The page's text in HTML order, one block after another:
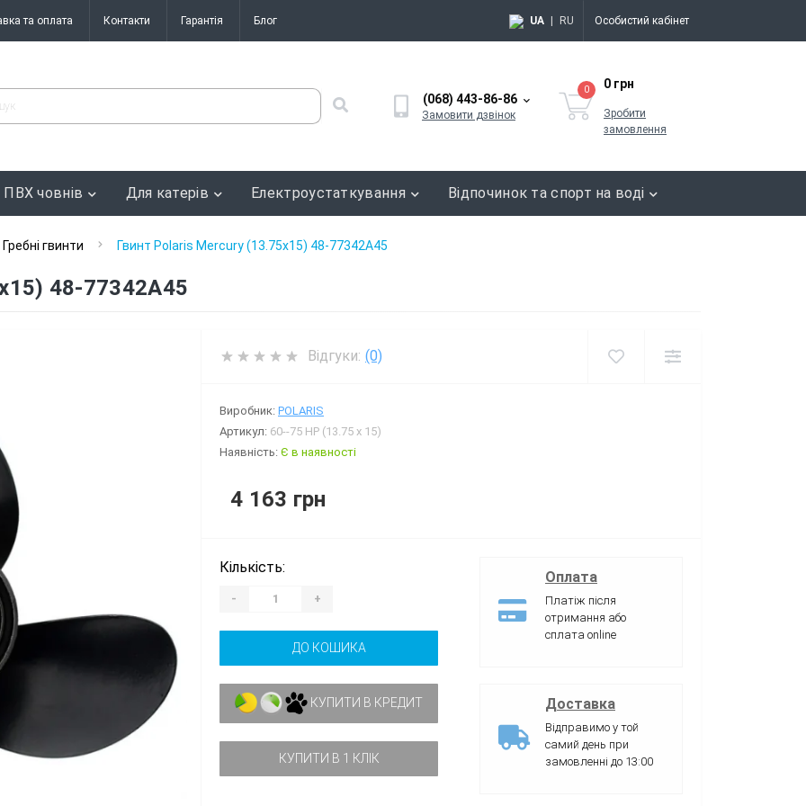
та оплата Контакти Гарантія Блог UA RU Особистий кабінет
(068) 443-86-86
Замовити дзвінок
0 0 грн
Зробити
замовлення
човнів Для катерів Електроустаткування Відпочинок та спорт на воді
Гребні гвинти Гвинт Polaris Mercury (13.75x15) 48-77342A45
48-77342A45
Відгуки: (0)
Виробник: POLARIS
Артикул: 60--75 HP (13.75 x 15)
Наявність: Є в наявності
4 163 грн
Кількість:
- +
ДО КОШИКА
КУПИТИ В КРЕДИТ
КУПИТИ В 1 КЛІК
Оплата
Платіж після
отримання або
сплата online
Доставка
Відправимо у той
самий день при
замовленні до 13:00